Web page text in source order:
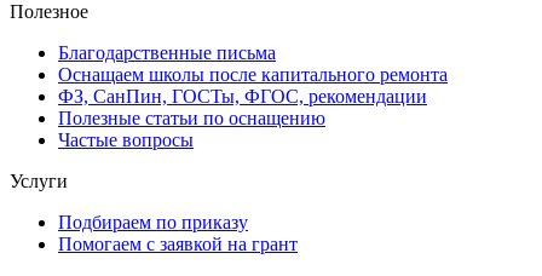
Полезное
Благодарственные письма
Оснащаем школы после капитального ремонта
ФЗ, СанПин, ГОСТы, ФГОС, рекомендации
Полезные статьи по оснащению
Частые вопросы
Услуги
Подбираем по приказу
Помогаем с заявкой на грант